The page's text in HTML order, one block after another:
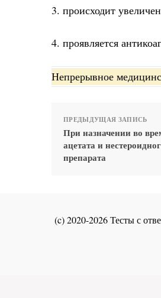
3. происходит
4. проявляется
Непрерывное
ПРЕДЫДУЩАЯ ЗАПИСЬ
При назначении во
ацетата и
препарата
(c) 2020-2026 Тесты с